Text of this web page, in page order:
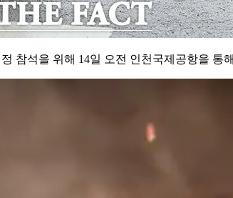
참석을 위해 14일 오전 인천국제공항을 통